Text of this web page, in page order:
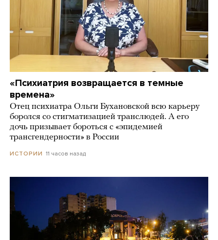
«Психиатрия возвращается в темные
времена»
Отец психиатра Ольги Бухановской всю карьеру
боролся со стигматизацией транслюдей. А его
дочь призывает бороться с «эпидемией
трансгендерности» в России
ИСТОРИИ 11 часов назад